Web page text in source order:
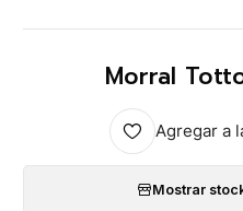
Morral
Agregar a
Mostrar